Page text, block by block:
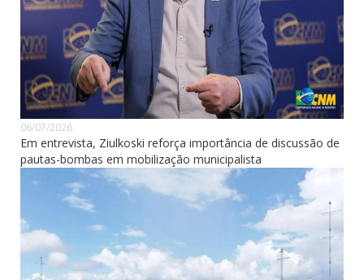
06/07/2026
Em entrevista, Ziulkoski reforça importância de discussão de
pautas-bombas em mobilização municipalista